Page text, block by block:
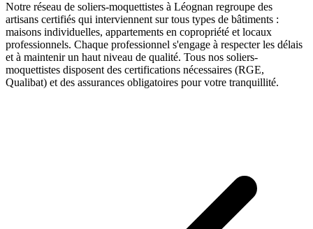
Notre réseau de soliers-moquettistes à Léognan regroupe des
artisans certifiés qui interviennent sur tous types de bâtiments :
maisons individuelles, appartements en copropriété et locaux
professionnels. Chaque professionnel s'engage à respecter les délais
et à maintenir un haut niveau de qualité. Tous nos soliers-
moquettistes disposent des certifications nécessaires (RGE,
Qualibat) et des assurances obligatoires pour votre tranquillité.